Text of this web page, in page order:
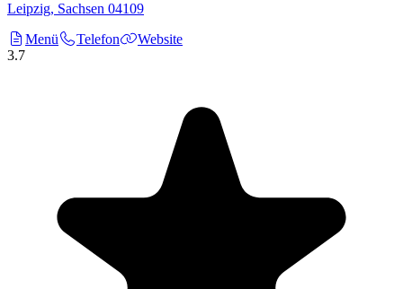
Leipzig, Sachsen 04109
Menü
Telefon
Website
3.7